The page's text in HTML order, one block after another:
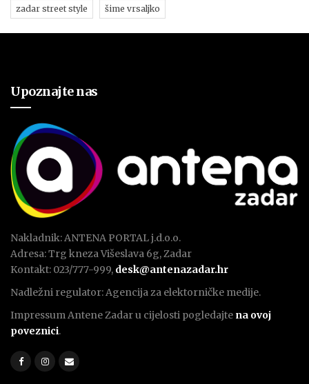
zadar street style šime vrsaljko
Upoznajte nas
Nakladnik: ANTENA PORTAL j.d.o.o.
Adresa: Trg kneza Višeslava 6g, Zadar
Kontakt: 023/777-999, desk@antenazadar.hr
Nadležni regulator: Agencija za elektorničke medije.
Impressum Antene Zadar u cijelosti pogledajte na ovoj
poveznici.